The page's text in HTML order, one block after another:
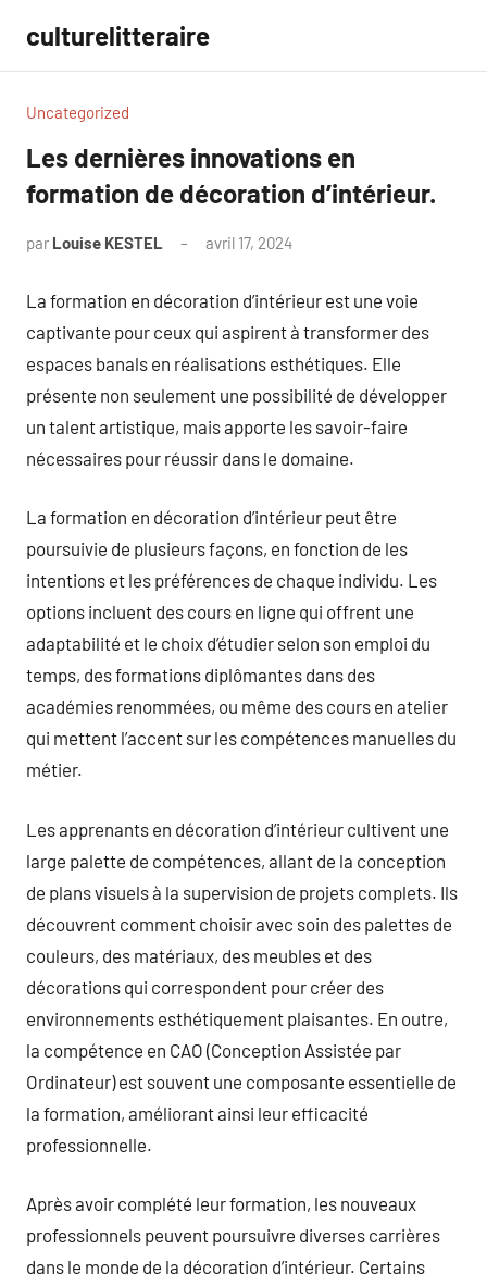
contenu
culturelitteraire
Uncategorized
Les dernières innovations en
formation de décoration d’intérieur.
par Louise KESTEL avril 17, 2024
La formation en décoration d’intérieur est une voie
captivante pour ceux qui aspirent à transformer des
espaces banals en réalisations esthétiques. Elle
présente non seulement une possibilité de développer
un talent artistique, mais apporte les savoir-faire
nécessaires pour réussir dans le domaine.
La formation en décoration d’intérieur peut être
poursuivie de plusieurs façons, en fonction de les
intentions et les préférences de chaque individu. Les
options incluent des cours en ligne qui offrent une
adaptabilité et le choix d’étudier selon son emploi du
temps, des formations diplômantes dans des
académies renommées, ou même des cours en atelier
qui mettent l’accent sur les compétences manuelles du
métier.
Les apprenants en décoration d’intérieur cultivent une
large palette de compétences, allant de la conception
de plans visuels à la supervision de projets complets. Ils
découvrent comment choisir avec soin des palettes de
couleurs, des matériaux, des meubles et des
décorations qui correspondent pour créer des
environnements esthétiquement plaisantes. En outre,
la compétence en CAO (Conception Assistée par
Ordinateur) est souvent une composante essentielle de
la formation, améliorant ainsi leur efficacité
professionnelle.
Après avoir complété leur formation, les nouveaux
professionnels peuvent poursuivre diverses carrières
dans le monde de la décoration d’intérieur. Certains